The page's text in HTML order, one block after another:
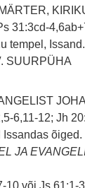
31:3cd-
tempel, Issand.
SUURPÜHA
6,11-12; Jh
Issandas õiged.
JA
10 või Js 61:1-